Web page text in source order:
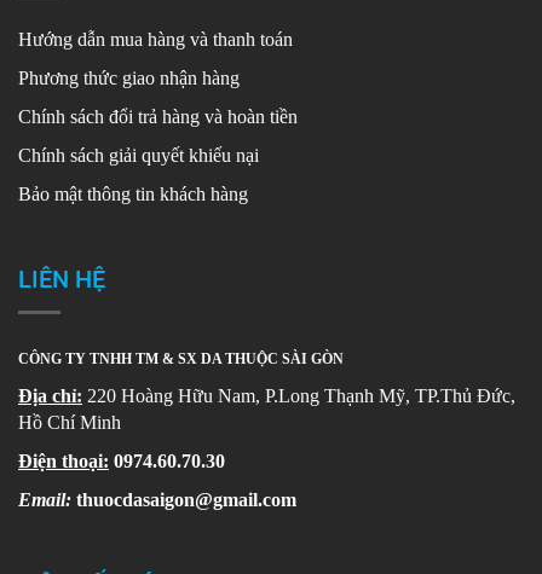
Hướng dẫn mua hàng và thanh toán
Phương thức giao nhận hàng
Chính sách đổi trả hàng và hoàn tiền
Chính sách giải quyết khiếu nại
Bảo mật thông tin khách hàng
LIÊN HỆ
CÔNG TY TNHH TM & SX DA THUỘC SÀI GÒN
Địa chỉ: 220 Hoàng Hữu Nam, P.Long Thạnh Mỹ, TP.Thủ Đức,
Hồ Chí Minh
Điện thoại: 0974.60.70.30
Email: thuocdasaigon@gmail.com